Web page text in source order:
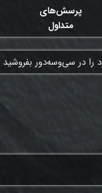
پرسش‌های
متداول
را در سی‌وسه‌دور بفروشید